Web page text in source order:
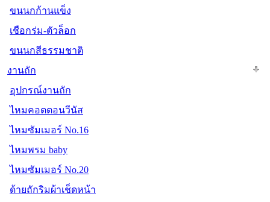
ขนนกก้านแข็ง
เชือกร่ม-ตัวล็อก
ขนนกสีธรรมชาติ
งานถัก
อุปกรณ์งานถัก
ไหมคอตตอนวีนัส
ไหมซัมเมอร์ No.16
ไหมพรม baby
ไหมซัมเมอร์ No.20
ด้ายถักริมผ้าเช็ดหน้า